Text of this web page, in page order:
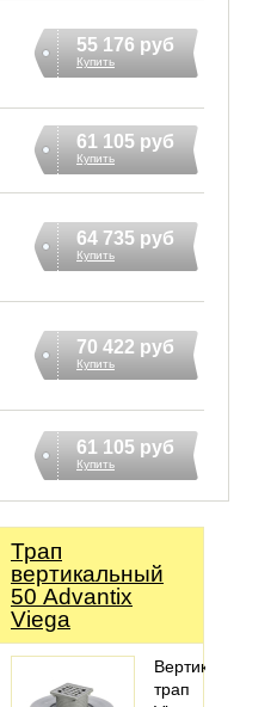
55 176 руб
Купить
61 105 руб
Купить
64 735 руб
Купить
70 422 руб
Купить
61 105 руб
Купить
Трап
вертикальный
50 Advantix
Viega
Вертикальный
трап